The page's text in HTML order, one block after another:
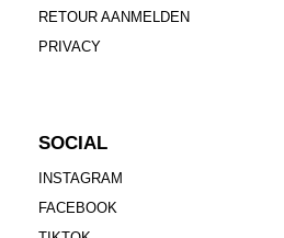
RETOUR AANMELDEN
PRIVACY
SOCIAL
INSTAGRAM
FACEBOOK